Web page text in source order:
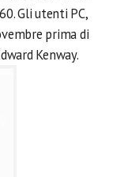
Gli utenti PC,
prima di
Kenway.